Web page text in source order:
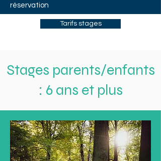
réservation
Tarifs stages
Stages parents/enfants
: 6 ans et plus